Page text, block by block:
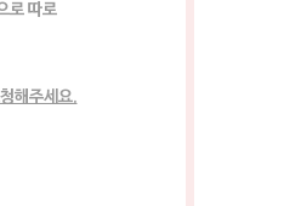
로 따로
해주세요.